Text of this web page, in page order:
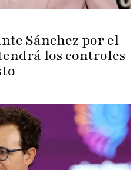
Sánchez por el
los controles